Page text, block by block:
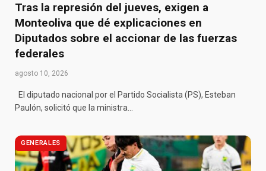
Tras la represión del jueves, exigen a
Monteoliva que dé explicaciones en
Diputados sobre el accionar de las fuerzas
federales
agosto 10, 2026
El diputado nacional por el Partido Socialista (PS), Esteban
Paulón, solicitó que la ministra…
GENERALES